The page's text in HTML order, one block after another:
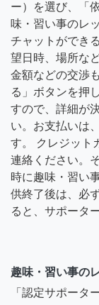
ー）を選び、「
味・習い事のレ
チャットができ
望日時、場所な
金額などの交渉
る」ボタンを押
すので、詳細が
い。お支払いは
す。 クレジット
連絡ください。
時に趣味・習い
供終了後は、必
ると、サポータ
趣味・習い事の
「認定サポータ